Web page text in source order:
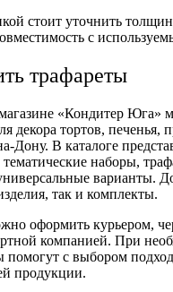
стоит уточнить
с
трафареты
«Кондитер Юга»
декора тортов, печенья,
Дону. В каталоге
наборы,
варианты.
так и комплекты.
оформить курьером,
компанией. При
помогут с выбором
продукции.